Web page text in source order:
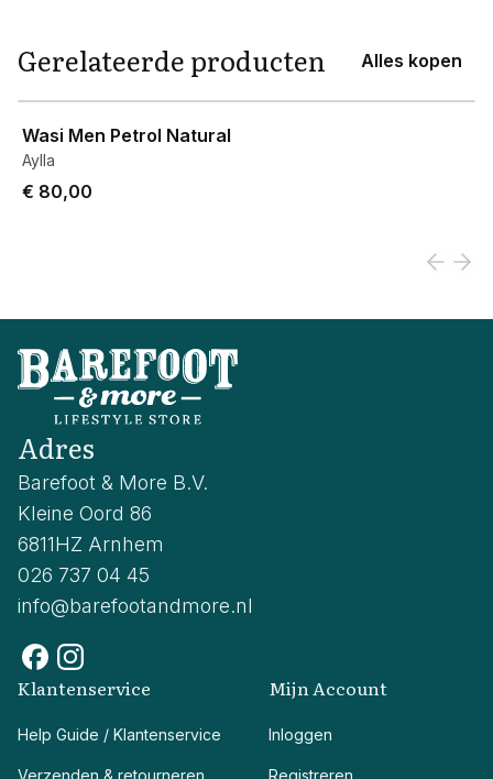
Gerelateerde producten Alles kopen
Wasi Men Petrol Natural
Aylla
€ 80,00
Adres
Barefoot & More B.V.
Kleine Oord 86
6811HZ Arnhem
026 737 04 45
info@barefootandmore.nl
Klantenservice
Help Guide / Klantenservice
Mijn Account
Inloggen